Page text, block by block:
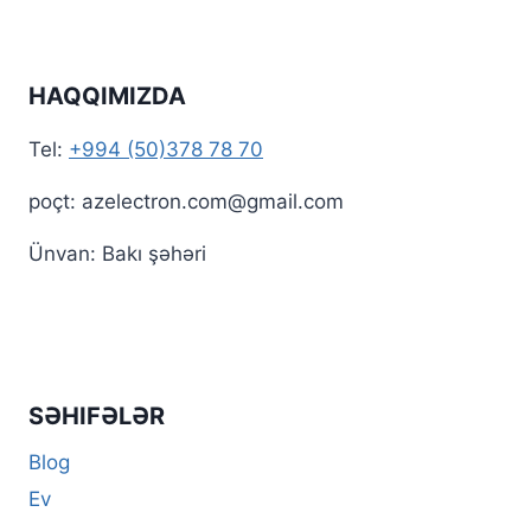
HAQQIMIZDA
Tel: +994 (50)378 78 70
poçt: azelectron.com@gmail.com
Ünvan: Bakı şəhəri
SƏHIFƏLƏR
Blog
Ev